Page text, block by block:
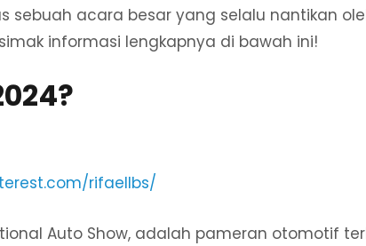
sebuah acara besar yang selalu nantikan
informasi lengkapnya di bawah ini!
rifaellbs/
Auto Show, adalah pameran otomotif